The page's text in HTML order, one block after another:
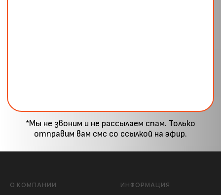
*Мы не звоним и не рассылаем спам. Только
отправим вам смс со ссылкой на эфир.
О КОМПАНИИ ИНФОРМАЦИЯ